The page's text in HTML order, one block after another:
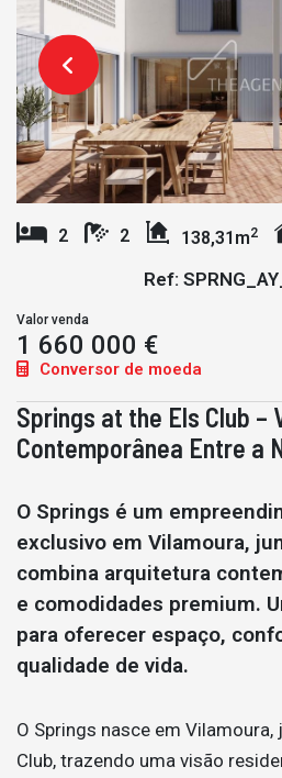
2 2 138,31m2
Ref:
Valor venda
1 660 000 €
Conversor de moeda
Springs at the Els Club –
Contemporânea Entre a
O Springs é um
exclusivo em Vilamoura,
combina arquitetura
e comodidades premium.
para oferecer espaço,
qualidade de vida.
O Springs nasce em
Club, trazendo uma visão